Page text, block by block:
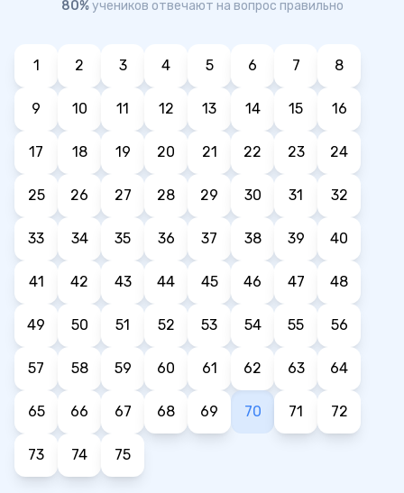
80%учеников отвечают на вопрос правильно
1 2 3 4 5 6 7 8
9 10 11 12 13 14 15 16
17 18 19 20 21 22 23 24
25 26 27 28 29 30 31 32
33 34 35 36 37 38 39 40
41 42 43 44 45 46 47 48
49 50 51 52 53 54 55 56
57 58 59 60 61 62 63 64
65 66 67 68 69 70 71 72
73 74 75